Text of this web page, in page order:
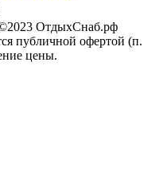
ОтдыхСнаб.рф
публичной офертой (п.
цены.